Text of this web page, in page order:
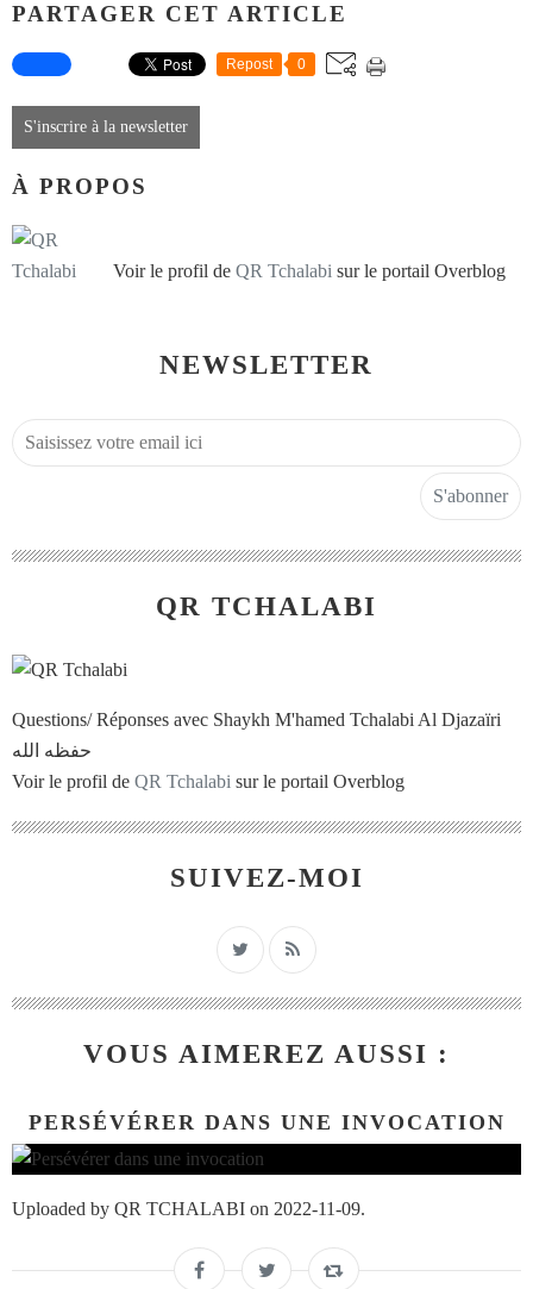
PARTAGER CET ARTICLE
Repost 0
S'inscrire à la newsletter
À PROPOS
Voir le profil de QR Tchalabi sur le portail Overblog
NEWSLETTER
QR TCHALABI
Questions/ Réponses avec Shaykh M'hamed Tchalabi Al Djazaïri
حفظه الله
Voir le profil de QR Tchalabi sur le portail Overblog
SUIVEZ-MOI
VOUS AIMEREZ AUSSI :
PERSÉVÉRER DANS UNE INVOCATION
Uploaded by QR TCHALABI on 2022-11-09.